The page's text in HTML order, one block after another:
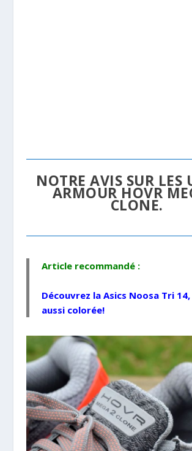
NOTRE AVIS SUR LES
ARMOUR HOVR
CLONE.
Article recommandé :
Découvrez la Asics Noosa Tri 14
aussi colorée!